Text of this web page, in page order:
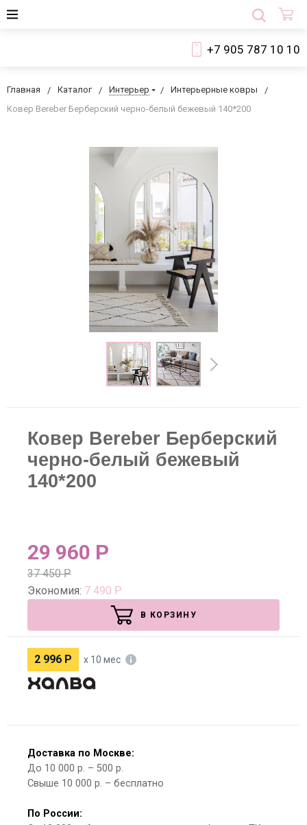
+7 905 787 10 10
Главная Каталог Интерьер
Интерьерные ковры
Ковер Bereber Берберский черно-белый бежевый 140*200
Ковер Bereber Берберский
черно-белый бежевый
140*200
29 960 Р
37 450Р
Экономия: 7 490 Р
В КОРЗИНУ
2 996 Р х 10 мес
Доставка по Москве:
До 10 000 р. – 500 р.
Свыше 10 000 р. – бесплатно
По России: